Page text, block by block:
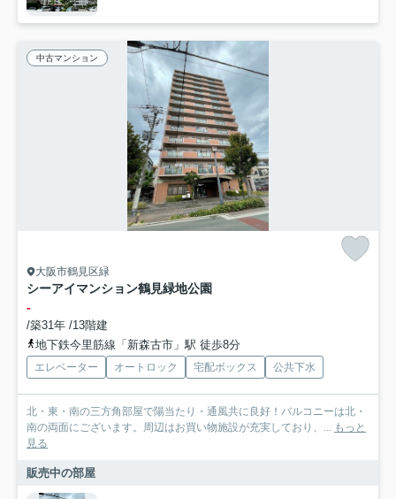
中古マンション
大阪市鶴見区緑
シーアイマンション鶴見緑地公園
-
/築31年 /13階建
地下鉄今里筋線「新森古市」駅 徒歩8分
エレベーター オートロック 宅配ボックス 公共下水
北・東・南の三方角部屋で陽当たり・通風共に良好！バルコニーは北・
南の両面にございます。周辺はお買い物施設が充実しており、... もっと
見る
販売中の部屋